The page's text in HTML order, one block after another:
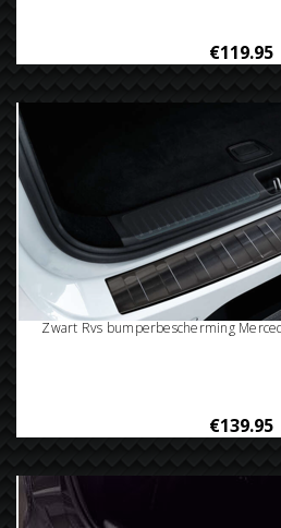
€119.95
Zwart Rvs bumperbescherming
€139.95